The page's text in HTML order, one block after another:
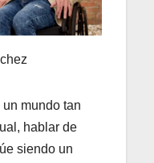
mundo tan
hablar de
siendo un